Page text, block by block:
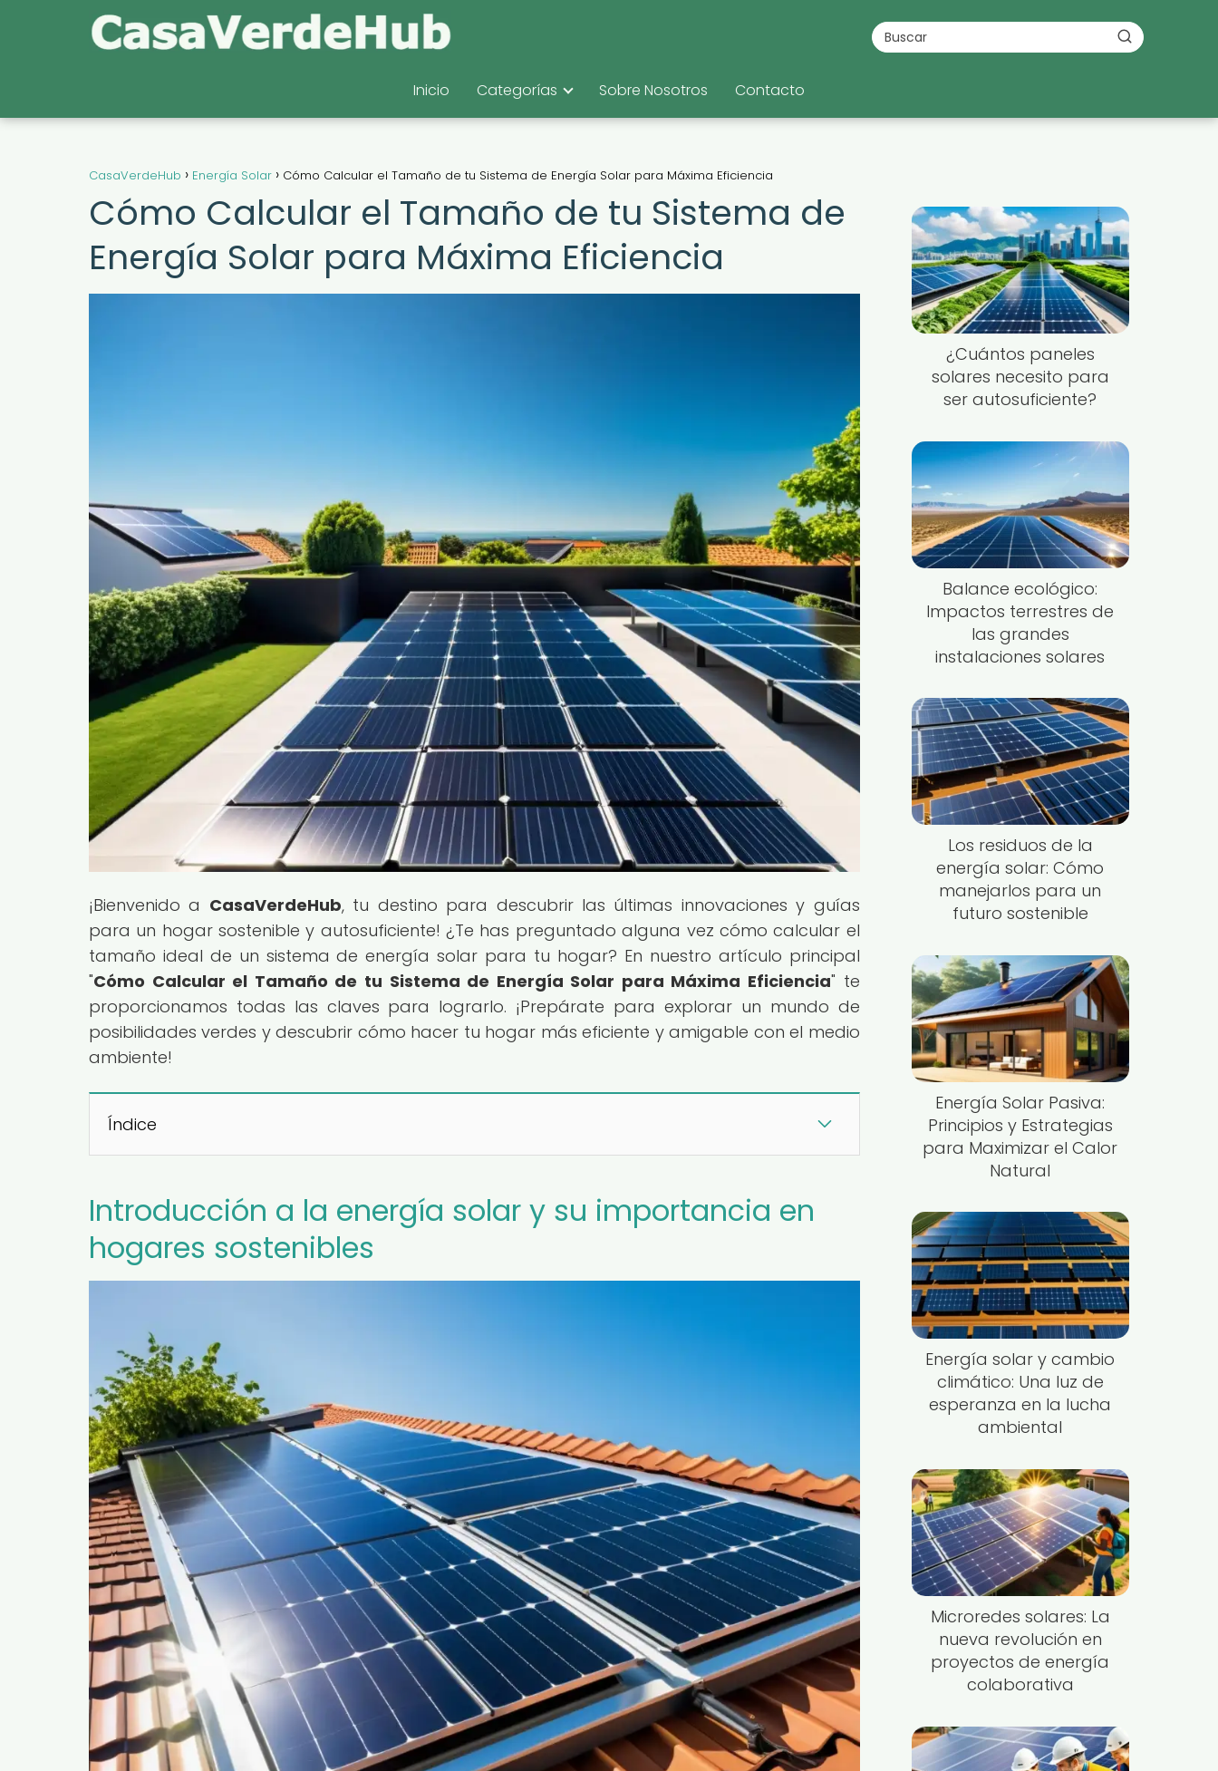
Inicio Categorías Sobre Nosotros Contacto
CasaVerdeHub Energía Solar Cómo Calcular el Tamaño de tu Sistema de Energía Solar para Máxima Eficiencia
Cómo Calcular el Tamaño de tu Sistema de
Energía Solar para Máxima Eficiencia
¡Bienvenido a CasaVerdeHub, tu destino para descubrir las últimas innovaciones y guías
para un hogar sostenible y autosuficiente! ¿Te has preguntado alguna vez cómo calcular el
tamaño ideal de un sistema de energía solar para tu hogar? En nuestro artículo principal
"Cómo Calcular el Tamaño de tu Sistema de Energía Solar para Máxima Eficiencia" te
proporcionamos todas las claves para lograrlo. ¡Prepárate para explorar un mundo de
posibilidades verdes y descubrir cómo hacer tu hogar más eficiente y amigable con el medio
ambiente!
Índice
Introducción a la energía solar y su importancia en
hogares sostenibles
¿Cuántos paneles
solares necesito para
ser autosuficiente?
Balance ecológico:
Impactos terrestres de
las grandes
instalaciones solares
Los residuos de la
energía solar: Cómo
manejarlos para un
futuro sostenible
Energía Solar Pasiva:
Principios y Estrategias
para Maximizar el Calor
Natural
Energía solar y cambio
climático: Una luz de
esperanza en la lucha
ambiental
Microredes solares: La
nueva revolución en
proyectos de energía
colaborativa